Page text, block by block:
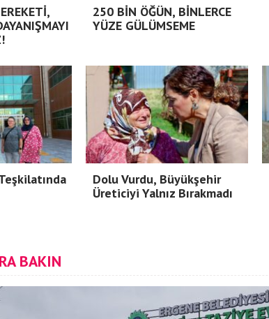
250 BİN ÖĞÜN, BİNLERCE
YÜZE GÜLÜMSEME
Dolu Vurdu, Büyükşehir
Üreticiyi Yalnız Bırakmadı
BAKIN